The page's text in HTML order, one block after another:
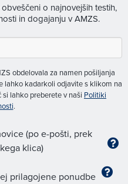
o najnovejših testih,
in dogajanju v AMZS.
obdelovala za namen pošiljanja
lahko kadarkoli odjavite s klikom na
lahko preberete v naši Politiki
.
(po e-pošti, prek
klica)
prilagojene ponudbe